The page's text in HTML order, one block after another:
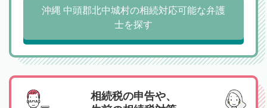
沖縄 中頭郡北中城村の相続対応可能な弁護
士を探す
相続税の申告や、